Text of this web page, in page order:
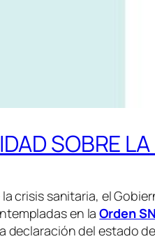
SOBRE LA
crisis sanitaria, el
en laOrden
del estado